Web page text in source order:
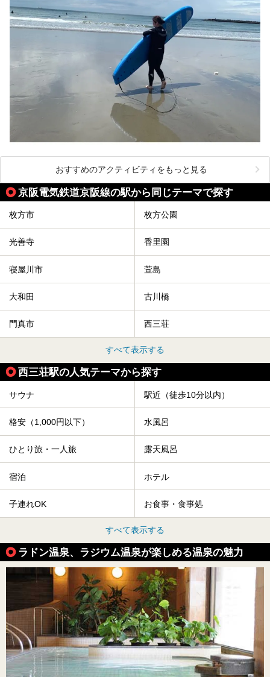
おすすめのアクティビティをもっと見る
京阪電気鉄道京阪線の駅から同じテーマで探す
枚方市 枚方公園
光善寺 香里園
寝屋川市 萱島
大和田 古川橋
門真市 西三荘
すべて表示する
西三荘駅の人気テーマから探す
サウナ 駅近（徒歩10分以内）
格安（1,000円以下） 水風呂
ひとり旅・一人旅 露天風呂
宿泊 ホテル
子連れOK お食事・食事処
すべて表示する
ラドン温泉、ラジウム温泉が楽しめる温泉の魅力